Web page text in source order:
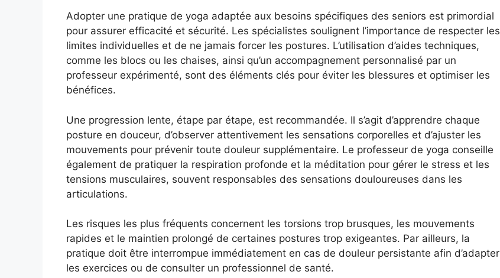
Adopter une pratique de yoga adaptée aux besoins spécifiques des seniors est primordial
pour assurer efficacité et sécurité. Les spécialistes soulignent l’importance de respecter les
limites individuelles et de ne jamais forcer les postures. L’utilisation d’aides techniques,
comme les blocs ou les chaises, ainsi qu’un accompagnement personnalisé par un
professeur expérimenté, sont des éléments clés pour éviter les blessures et optimiser les
bénéfices.
Une progression lente, étape par étape, est recommandée. Il s’agit d’apprendre chaque
posture en douceur, d’observer attentivement les sensations corporelles et d’ajuster les
mouvements pour prévenir toute douleur supplémentaire. Le professeur de yoga conseille
également de pratiquer la respiration profonde et la méditation pour gérer le stress et les
tensions musculaires, souvent responsables des sensations douloureuses dans les
articulations.
Les risques les plus fréquents concernent les torsions trop brusques, les mouvements
rapides et le maintien prolongé de certaines postures trop exigeantes. Par ailleurs, la
pratique doit être interrompue immédiatement en cas de douleur persistante afin d’adapter
les exercices ou de consulter un professionnel de santé.